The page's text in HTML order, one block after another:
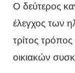
Ο δεύτερος
έλεγχος των
τρίτος τρόπος
οικιακών